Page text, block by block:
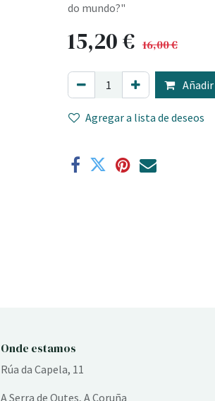
do mundo?"
15,20€ 16,00€
Agregar a lista de deseos
Onde estamos
Rúa da Capela, 11
A Serra de Outes, A Coruña